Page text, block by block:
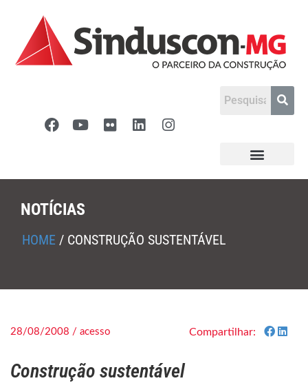
NOTÍCIAS
HOME / CONSTRUÇÃO SUSTENTÁVEL
28/08/2008 / acesso Compartilhar:
Construção sustentável